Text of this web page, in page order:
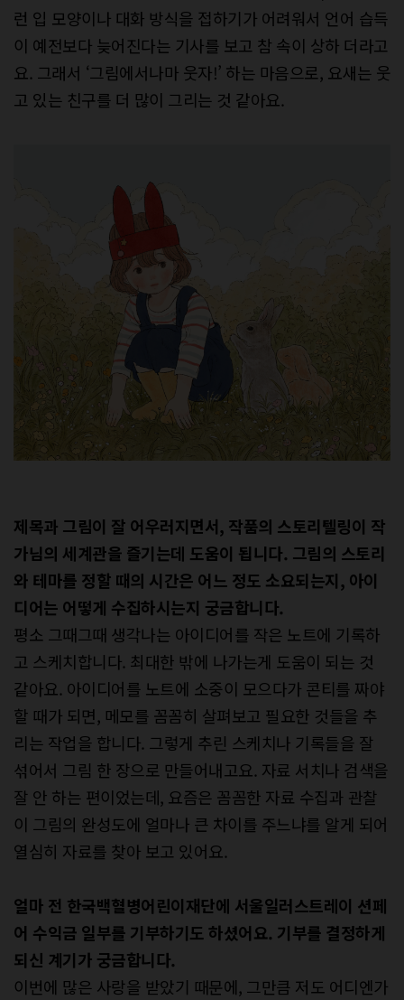
런 입 모양이나 대화 방식을 접하기가 어려워서 언어 습득
이 예전보다 늦어진다는 기사를 보고 참 속이 상하 더라고
요. 그래서 ‘그림에서나마 웃자!’ 하는 마음으로, 요새는 웃
고 있는 친구를 더 많이 그리는 것 같아요.
제목과 그림이 잘 어우러지면서, 작품의 스토리텔링이 작
가님의 세계관을 즐기는데 도움이 됩니다. 그림의 스토리
와 테마를 정할 때의 시간은 어느 정도 소요되는지, 아이
디어는 어떻게 수집하시는지 궁금합니다.
평소 그때그때 생각나는 아이디어를 작은 노트에 기록하
고 스케치합니다. 최대한 밖에 나가는게 도움이 되는 것
같아요. 아이디어를 노트에 소중이 모으다가 콘티를 짜야
할 때가 되면, 메모를 꼼꼼히 살펴보고 필요한 것들을 추
리는 작업을 합니다. 그렇게 추린 스케치나 기록들을 잘
섞어서 그림 한 장으로 만들어내고요. 자료 서치나 검색을
잘 안 하는 편이었는데, 요즘은 꼼꼼한 자료 수집과 관찰
이 그림의 완성도에 얼마나 큰 차이를 주느냐를 알게 되어
열심히 자료를 찾아 보고 있어요.
얼마 전 한국백혈병어린이재단에 서울일러스트레이 션페
어 수익금 일부를 기부하기도 하셨어요. 기부를 결정하게
되신 계기가 궁금합니다.
이번에 많은 사랑을 받았기 때문에, 그만큼 저도 어디엔가